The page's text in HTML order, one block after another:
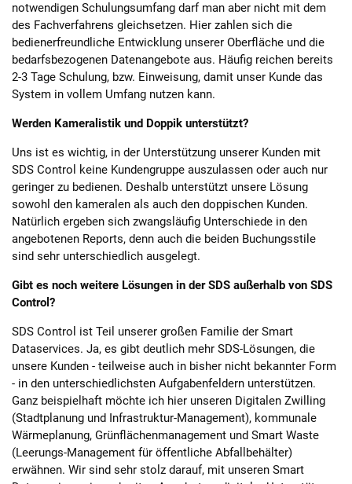
notwendigen Schulungsumfang darf man aber nicht mit dem
des Fachverfahrens gleichsetzen. Hier zahlen sich die
bedienerfreundliche Entwicklung unserer Oberfläche und die
bedarfsbezogenen Datenangebote aus. Häufig reichen bereits
2-3 Tage Schulung, bzw. Einweisung, damit unser Kunde das
System in vollem Umfang nutzen kann.
Werden Kameralistik und Doppik unterstützt?
Uns ist es wichtig, in der Unterstützung unserer Kunden mit
SDS Control keine Kundengruppe auszulassen oder auch nur
geringer zu bedienen. Deshalb unterstützt unsere Lösung
sowohl den kameralen als auch den doppischen Kunden.
Natürlich ergeben sich zwangsläufig Unterschiede in den
angebotenen Reports, denn auch die beiden Buchungsstile
sind sehr unterschiedlich ausgelegt.
Gibt es noch weitere Lösungen in der SDS außerhalb von SDS
Control?
SDS Control ist Teil unserer großen Familie der Smart
Dataservices. Ja, es gibt deutlich mehr SDS-Lösungen, die
unsere Kunden - teilweise auch in bisher nicht bekannter Form
- in den unterschiedlichsten Aufgabenfeldern unterstützen.
Ganz beispielhaft möchte ich hier unseren Digitalen Zwilling
(Stadtplanung und Infrastruktur-Management), kommunale
Wärmeplanung, Grünflächenmanagement und Smart Waste
(Leerungs-Management für öffentliche Abfallbehälter)
erwähnen. Wir sind sehr stolz darauf, mit unseren Smart